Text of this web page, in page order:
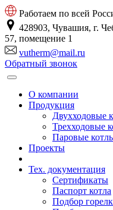
Работаем по всей
428903, Чувашия, г.
57, помещение 1
vutherm@mail.ru
Обратный звонок
О компании
Продукция
Двухходовые
Трехходовые
Паровые
Проекты
Тех. документация
Сертификаты
Паспорт котла
Подбор